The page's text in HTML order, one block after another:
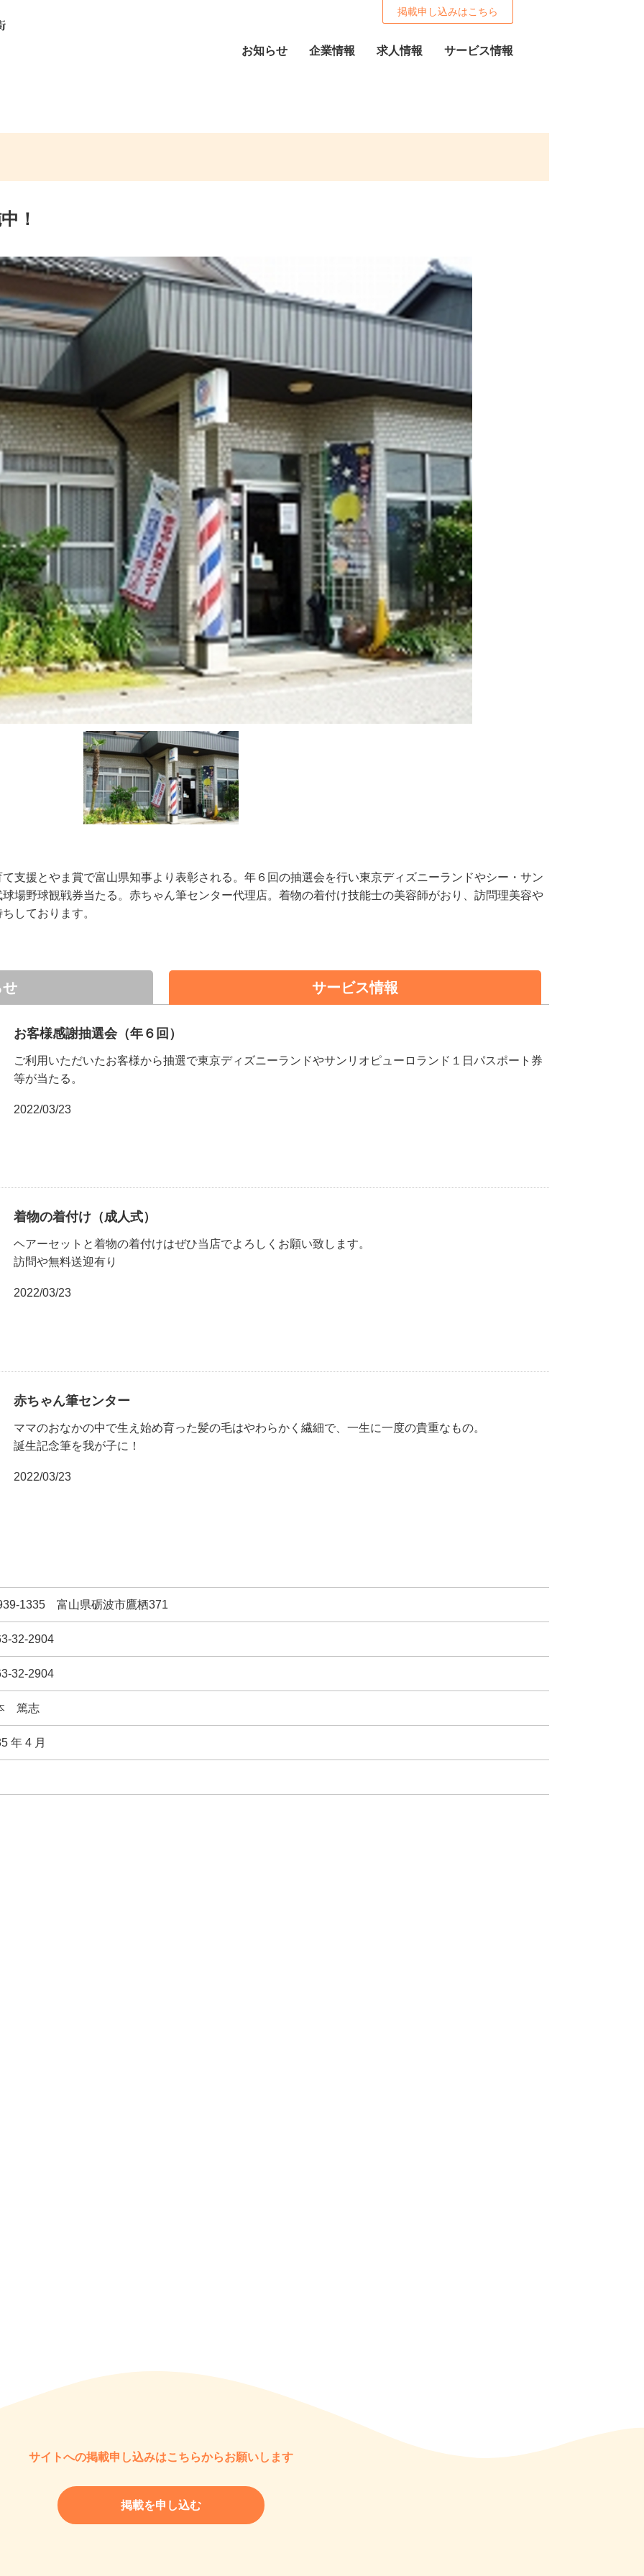
掲載申し込みはこちら
お知らせ 企業情報 求人情報 サービス情報
！
支援とやま賞で富山県知事より表彰される。年６回の抽選会を行い東京ディズニーランドやシー・サン
場野球観戦券当たる。赤ちゃん筆センター代理店。着物の着付け技能士の美容師がおり、訪問理美容や
しております。
せ サービス情報
お客様感謝抽選会（年６回）
ご利用いただいたお客様から抽選で東京ディズニーランドやサンリオピューロランド１日パスポート券
等が当たる。
2022/03/23
着物の着付け（成人式）
ヘアーセットと着物の着付けはぜひ当店でよろしくお願い致します。
訪問や無料送迎有り
2022/03/23
赤ちゃん筆センター
ママのおなかの中で生え始め育った髪の毛はやわらかく繊細で、一生に一度の貴重なもの。
誕生記念筆を我が子に！
2022/03/23
1335 富山県砺波市鷹栖371
32-2904
32-2904
篤志
年 4 月
サイトへの掲載申し込みはこちらからお願いします
掲載を申し込む